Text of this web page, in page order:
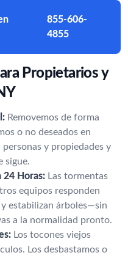
855-606-
4855
Propietarios y
Removemos de forma
o no deseados en
y propiedades y
sigue.
24 Horas: Las tormentas
equipos responden
estabilizan árboles—sin
a la normalidad pronto.
Los tocones viejos
Los desbastamos o